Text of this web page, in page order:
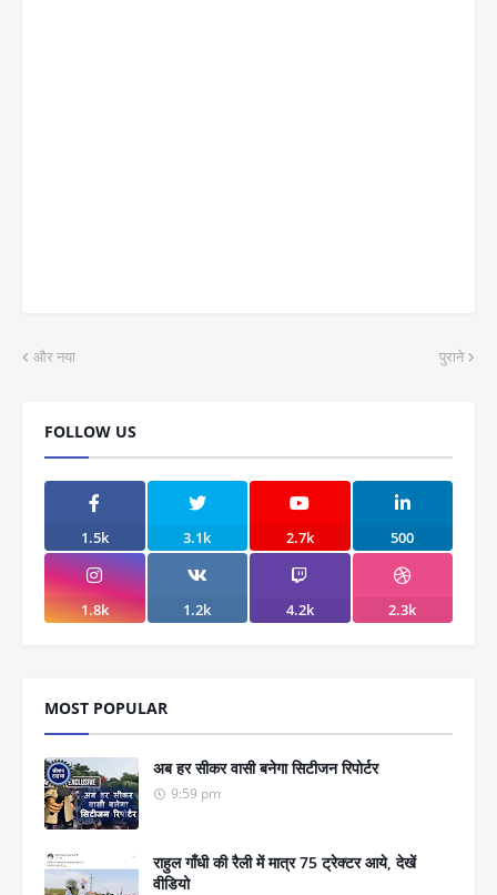
और नया पुराने
FOLLOW US
1.5k 3.1k 2.7k 500
1.8k 1.2k 4.2k 2.3k
MOST POPULAR
अब हर सीकर वासी बनेगा सिटीजन रिपोर्टर
9:59 pm
राहुल गाँधी की रैली में मात्र 75 ट्रेक्टर आये, देखें
वीडियो